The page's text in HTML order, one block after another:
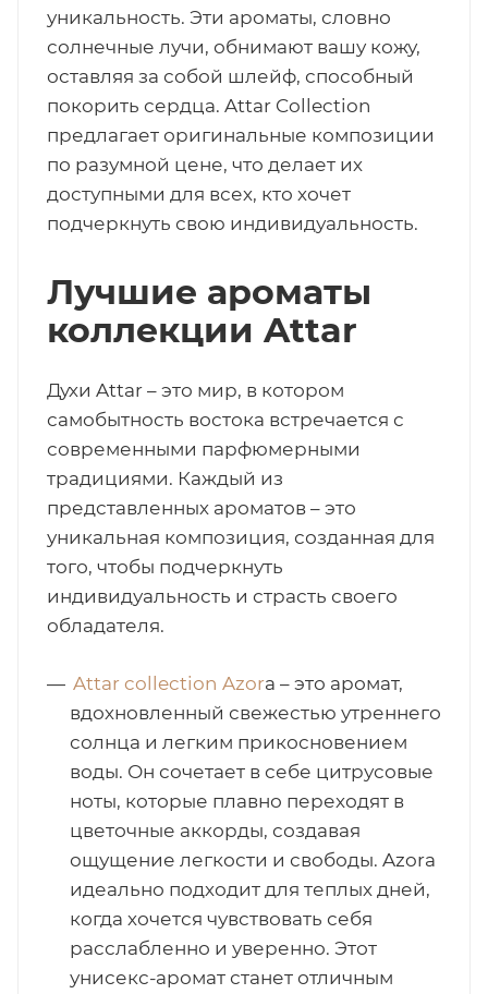
уникальность. Эти ароматы, словно
солнечные лучи, обнимают вашу кожу,
оставляя за собой шлейф, способный
покорить сердца. Attar Collection
предлагает оригинальные композиции
по разумной цене, что делает их
доступными для всех, кто хочет
подчеркнуть свою индивидуальность.
Лучшие ароматы
коллекции Attar
Духи Attar – это мир, в котором
самобытность востока встречается с
современными парфюмерными
традициями. Каждый из
представленных ароматов – это
уникальная композиция, созданная для
того, чтобы подчеркнуть
индивидуальность и страсть своего
обладателя.
Attar collection Azora – это аромат,
вдохновленный свежестью утреннего
солнца и легким прикосновением
воды. Он сочетает в себе цитрусовые
ноты, которые плавно переходят в
цветочные аккорды, создавая
ощущение легкости и свободы. Azora
идеально подходит для теплых дней,
когда хочется чувствовать себя
расслабленно и уверенно. Этот
унисекс-аромат станет отличным